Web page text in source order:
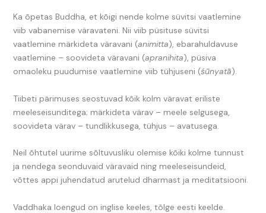
Ka õpetas Buddha, et kõigi nende kolme süvitsi vaatlemine
viib vabanemise väravateni. Nii viib püsituse süvitsi
vaatlemine märkideta väravani (animitta), ebarahuldavuse
vaatlemine – soovideta väravani (apranihita), püsiva
omaoleku puudumise vaatlemine viib tühjuseni (śūnyatā).
Tiibeti pärimuses seostuvad kõik kolm väravat eriliste
meeleseisunditega; märkideta värav – meele selgusega,
soovideta värav – tundlikkusega, tühjus – avatusega.
Neil õhtutel uurime sõltuvusliku olemise kõiki kolme tunnust
ja nendega seonduvaid väravaid ning meeleseisundeid,
võttes appi juhendatud arutelud dharmast ja meditatsiooni.
Vaddhaka loengud on inglise keeles, tõlge eesti keelde.